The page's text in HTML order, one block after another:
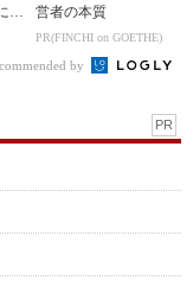
機
営者の本質
PR(FINCHI on GOETHE)
by
PR